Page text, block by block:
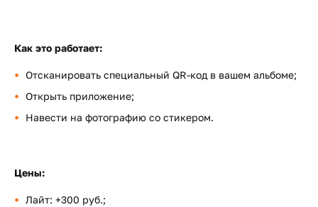
Как это работает:
Отсканировать специальный QR-код в вашем альбоме;
Открыть приложение;
Навести на фотографию со стикером.
Цены:
Лайт: +300 руб.;